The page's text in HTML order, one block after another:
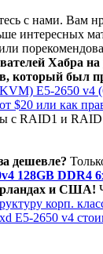
с нами. Вам
интересных
Хабра
который был
E5-2650 v4
$20 или как
с RAID1 и
дешевле?
128GB DDR4
и США!
корп.
Е5-2650 v4